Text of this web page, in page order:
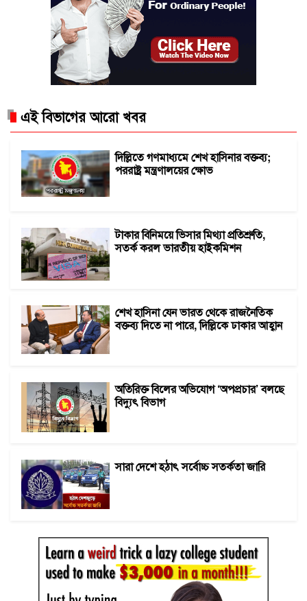
এই বিভাগের আরো খবর
দিল্লিতে গণমাধ্যমে শেখ হাসিনার বক্তব্য;
পররাষ্ট্র মন্ত্রণালয়ের ক্ষোভ
টাকার বিনিময়ে ভিসার মিথ্যা প্রতিশ্রুতি,
সতর্ক করল ভারতীয় হাইকমিশন
শেখ হাসিনা যেন ভারত থেকে রাজনৈতিক
বক্তব্য দিতে না পারে, দিল্লিকে ঢাকার আহ্বান
অতিরিক্ত বিলের অভিযোগ ‘অপপ্রচার’ বলছে
বিদ্যুৎ বিভাগ
সারা দেশে হঠাৎ সর্বোচ্চ সতর্কতা জা‌রি